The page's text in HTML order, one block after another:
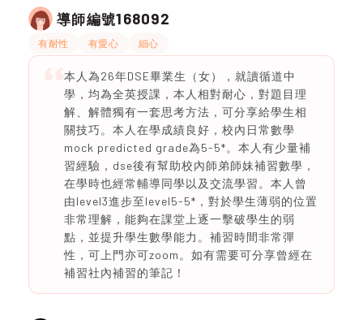
導師編號168092
有耐性 有愛心 細心
本人為26年DSE畢業生（女），就讀循道中
學，均為全英授課，本人相對耐心，對題目理
解、解體獨有一套思考方法，可分享給學生相
關技巧。本人在學成績良好，校內日常數學
mock predicted grade為5-5*。本人有少量補
習經驗，dse後有幫助校內師弟師妹補習數學，
在學時也經常輔導同學以及交流學習。本人曾
由level3進步至level5-5*，對於學生薄弱的位置
非常理解，能夠在課堂上逐一擊破學生的弱
點，並提升學生數學能力。補習時間非常彈
性，可上門亦可zoom。如有需要可分享曾經在
補習社內補習的筆記！